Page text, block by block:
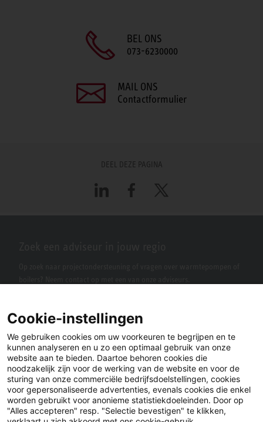
BEL ONS
073-6230000
MAIL ONS
Contactformulier
DEEL DEZE PAGINA
LinkedIn FacebookX
LinkedIn Facebook X
Cookie-instellingen
We gebruiken cookies om uw voorkeuren te begrijpen en te
kunnen analyseren en u zo een optimaal gebruik van onze
website aan te bieden. Daartoe behoren cookies die
noodzakelijk zijn voor de werking van de website en voor de
sturing van onze commerciële bedrijfsdoelstellingen, cookies
voor gepersonaliseerde advertenties, evenals cookies die enkel
worden gebruikt voor anonieme statistiekdoeleinden. Door op
"Alles accepteren" resp. "Selectie bevestigen" te klikken,